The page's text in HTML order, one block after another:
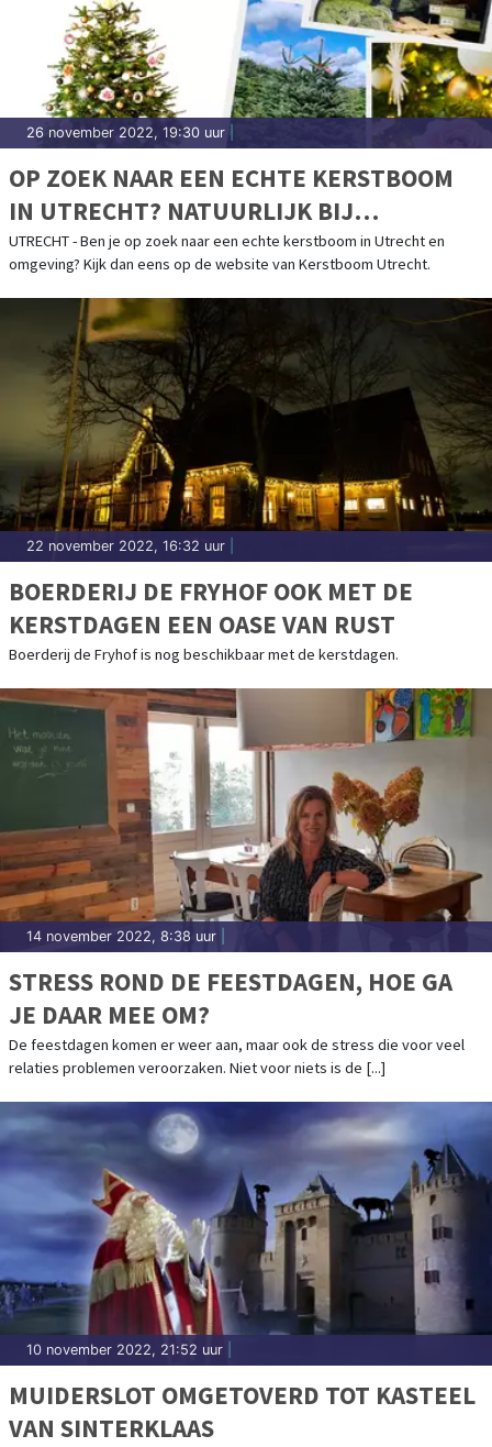
26 november 2022, 19:30 uur
OP ZOEK NAAR EEN ECHTE KERSTBOOM
IN UTRECHT? NATUURLIJK BIJ
KERSTBOOM UTRECHT
UTRECHT - Ben je op zoek naar een echte kerstboom in Utrecht en
omgeving? Kijk dan eens op de website van Kerstboom Utrecht.
22 november 2022, 16:32 uur
BOERDERIJ DE FRYHOF OOK MET DE
KERSTDAGEN EEN OASE VAN RUST
Boerderij de Fryhof is nog beschikbaar met de kerstdagen.
14 november 2022, 8:38 uur
STRESS ROND DE FEESTDAGEN, HOE GA
JE DAAR MEE OM?
De feestdagen komen er weer aan, maar ook de stress die voor veel
relaties problemen veroorzaken. Niet voor niets is de [...]
10 november 2022, 21:52 uur
MUIDERSLOT OMGETOVERD TOT KASTEEL
VAN SINTERKLAAS